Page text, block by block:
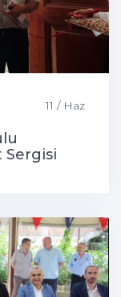
11 / Haz
Sergisi